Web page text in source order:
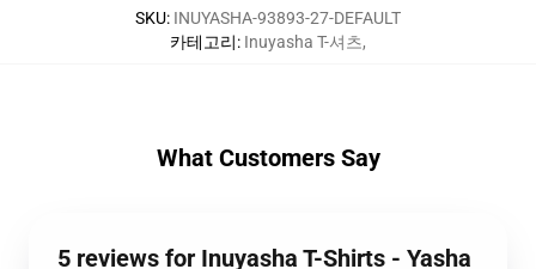
SKU: INUYASHA-93893-27-DEFAULT
카테고리: Inuyasha T-셔츠,
What Customers Say
5 reviews for Inuyasha T-Shirts - Yasha